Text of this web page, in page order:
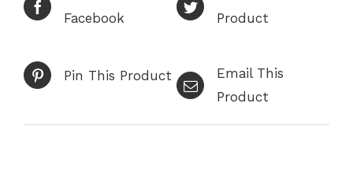
Facebook
Product
Pin This Product
Email This
Product